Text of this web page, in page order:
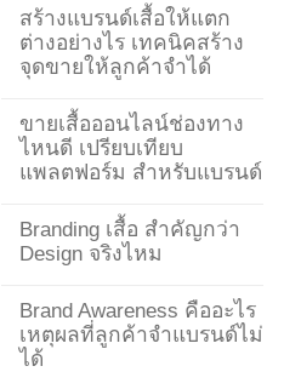
สร้างแบรนด์เสื้อให้แตก
ต่างอย่างไร เทคนิคสร้าง
จุดขายให้ลูกค้าจำได้
ขายเสื้อออนไลน์ช่องทาง
ไหนดี เปรียบเทียบ
แพลตฟอร์ม สำหรับแบรนด์
Branding เสื้อ สำคัญกว่า
Design จริงไหม
Brand Awareness คืออะไร
เหตุผลที่ลูกค้าจำแบรนด์ไม่
ได้